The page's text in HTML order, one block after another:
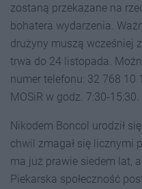
zostaną przekazane na
bohatera wydarzenia.
drużyny muszą wcześniej
trwa do 24 listopada.
numer telefonu: 32 768 10
MOSiR w godz. 7:30-15:30.
Nikodem Boncol urodził
chwil zmagał się licznymi
ma już prawie siedem lat,
Piekarska społeczność